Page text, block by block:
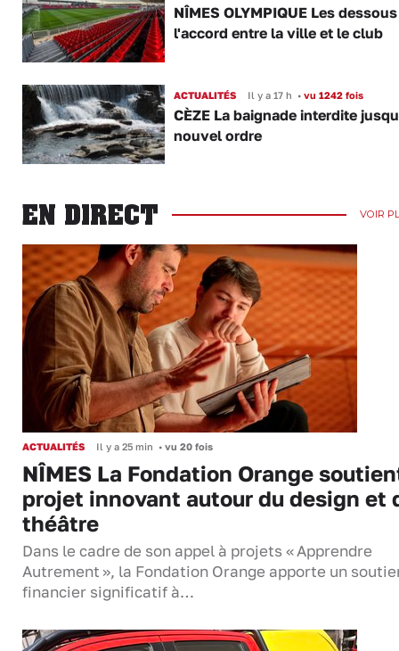
NÎMES OLYMPIQUE Les
l'accord entre la ville et le club
ACTUALITÉS Il y a 17 h •vu 1242 fois
CÈZE La baignade interdite
nouvel ordre
EN DIRECT VOIR
ACTUALITÉS Il y a 25 min • vu 20 fois
NÎMES La Fondation Orange
projet innovant autour du design et
théâtre
Dans le cadre de son appel à projets « Apprendre
Autrement », la Fondation Orange apporte un
financier significatif à…